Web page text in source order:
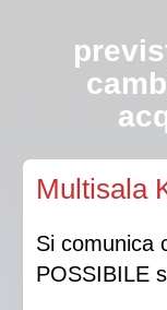
In
luci spente,
Multisala
Si comunica
POSSIBILE